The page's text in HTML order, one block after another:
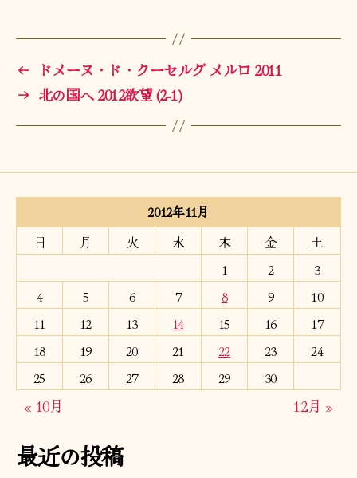
←
ドメーヌ・ド・クーセルグ メルロ 2011
→ 北の国へ 2012欲望 (2-1)
2012年11月
日
月 火 水 木 金
土
1
2
3
4
5 6 7 8 9
10
11
12 13 14 15 16
17
18
19 20 21 22 23
24
25
26 27 28 29 30
« 10月 12月 »
最近の投稿